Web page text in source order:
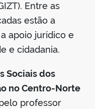
Entre as
estão a
apoio jurídico e
e cidadania.
Sociais dos
no Centro-Norte
professor